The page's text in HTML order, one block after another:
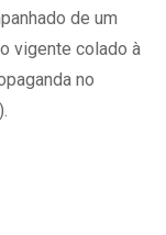
de um
vigente colado à
no